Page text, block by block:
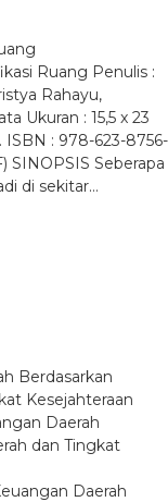
Ruang Penulis :
Rahayu,
Ukuran : 15,5 x 23
ISBN : 978-623-8756-
SINOPSIS Seberapa
di sekitar…
Berdasarkan
Kesejahteraan
Daerah
dan Tingkat
Daerah